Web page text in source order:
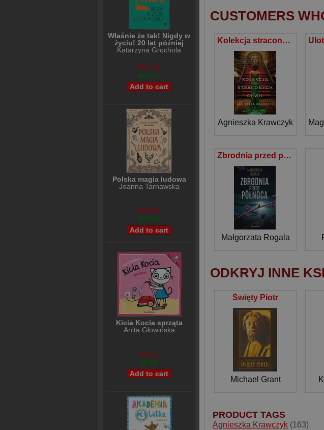
Właśnie że tak! Nigdy w
życiu! 20 lat później
Katarzyna Grochola
$31,21
$24,07
Polska magia ludowa
Joanna Tarnawska
$31,89
$25,08
Kicia Kocia sprząta
Anita Głowińska
$8,02
$6,01
CUSTOMERS
Kolekcja straconych chwil
Agnieszka Krawczyk
Zbrodnia przed północą
Małgorzata Rogala
ODKRYJ INNE
Święty Piotr
Michael Grant
PRODUCT TAGS
Agnieszka Krawczyk (163)